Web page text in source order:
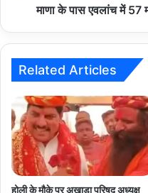
माणा के पास एवलांच में
Related Articles
होली के मौके पर अखाड़ा परिषद अध्यक्ष